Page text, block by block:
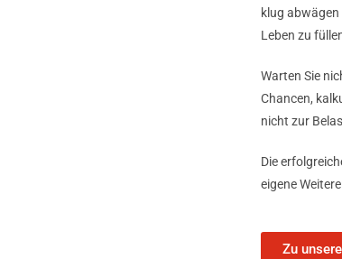
klug abwägen
Leben zu
Warten Sie
Chancen,
nicht zur
Die
eigene
Zu